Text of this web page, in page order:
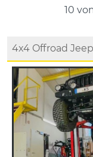
10
4x4 Offroad